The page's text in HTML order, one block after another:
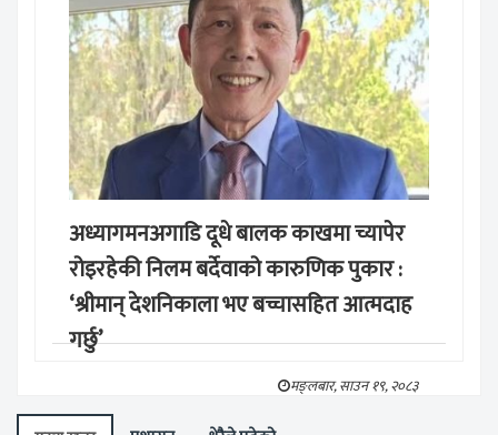
अध्यागमनअगाडि दूधे बालक काखमा च्यापेर
रोइरहेकी निलम बर्देवाको कारुणिक पुकार :
‘श्रीमान् देशनिकाला भए बच्चासहित आत्मदाह
गर्छु’
मङ्लबार, साउन १९, २०८३